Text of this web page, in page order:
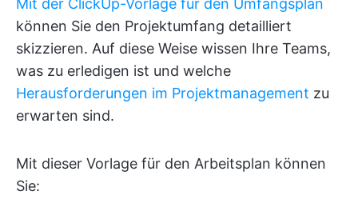
Mit der ClickUp-Vorlage für den Umfangsplan
können Sie den Projektumfang detailliert
skizzieren. Auf diese Weise wissen Ihre Teams,
was zu erledigen ist und welche
Herausforderungen im Projektmanagement zu
erwarten sind.
Mit dieser Vorlage für den Arbeitsplan können
Sie: